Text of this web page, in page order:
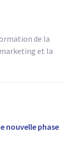
de la
et la
nouvelle phase